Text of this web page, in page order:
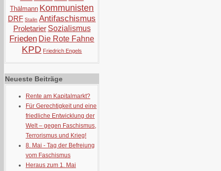
Thälmann Kommunisten
DRF Stalin Antifaschismus
Proletarier Sozialismus
Frieden Die Rote Fahne
KPD Friedrich Engels
Neueste Beiträge
Rente am Kapitalmarkt?
Für Gerechtigkeit und eine
friedliche Entwicklung der
Welt – gegen Faschismus,
Terrorismus und Krieg!
8. Mai - Tag der Befreiung
vom Faschismus
Heraus zum 1. Mai